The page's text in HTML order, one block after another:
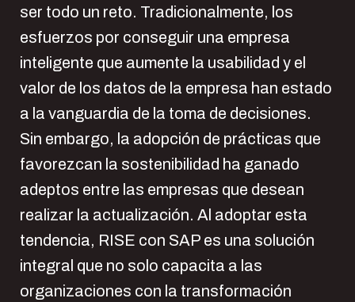
ser todo un reto. Tradicionalmente, los
esfuerzos por conseguir una empresa
inteligente que aumente la usabilidad y el
valor de los datos de la empresa han estado
a la vanguardia de la toma de decisiones.
Sin embargo, la adopción de prácticas que
favorezcan la sostenibilidad ha ganado
adeptos entre las empresas que desean
realizar la actualización. Al adoptar esta
tendencia, RISE con SAP es una solución
integral que no solo capacita a las
organizaciones con la transformación